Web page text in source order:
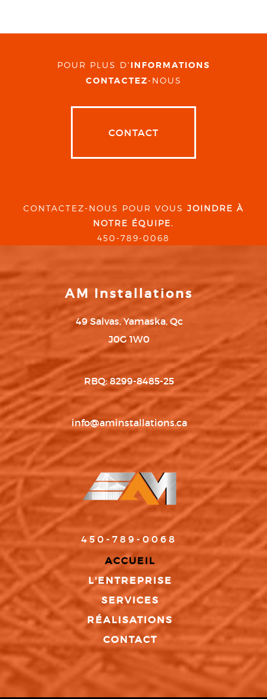
POUR PLUS D' INFORMATIONS
CONTACTEZ-NOUS
CONTACT
CONTACTEZ-NOUS POUR VOUS JOINDRE À
NOTRE ÉQUIPE.
450-789-0068
AM Installations
49 Salvas, Yamaska, Qc
J0G 1W0
RBQ: 8299-8485-25
info@aminstallations.ca
450-789-0068
ACCUEIL
L'ENTREPRISE
SERVICES
RÉALISATIONS
CONTACT